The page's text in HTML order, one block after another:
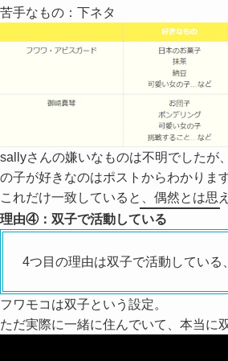
苦手なもの：下ネタ
sallyさんの嫌いなものは不明でしたが
の子が好きなのはポストからわかります
これだけ一致していると、偶然とは思
理由④：双子で活動している
4つ目の理由は双子で活動している
フワモコは双子という設定。
ただ実際に一緒に住んでいて、本当に双